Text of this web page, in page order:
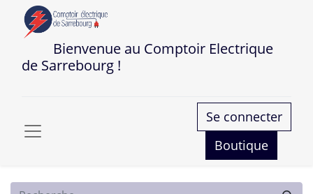
Bienvenue au Comptoir Electrique
de Sarrebourg !
Se connecter
Boutique